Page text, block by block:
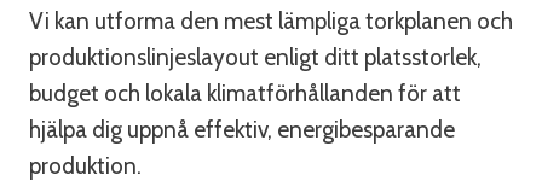
Vi kan utforma den mest lämpliga torkplanen och
produktionslinjeslayout enligt ditt platsstorlek,
budget och lokala klimatförhållanden för att
hjälpa dig uppnå effektiv, energibesparande
produktion.